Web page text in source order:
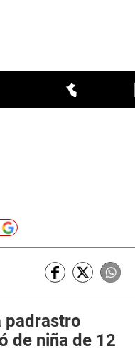
padrastro
de niña de 12